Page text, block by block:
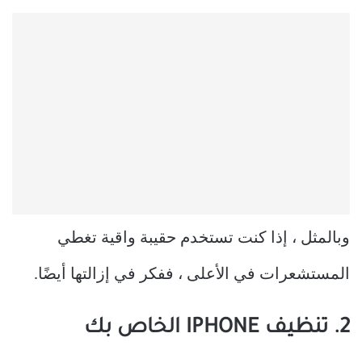
وبالمثل ، إذا كنت تستخدم حقيبة واقية تغطي
المستشعرات في الأعلى ، ففكر في إزالتها أيضًا.
2. تنظيف IPHONE الخاص بك